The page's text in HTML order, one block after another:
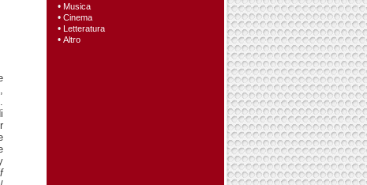
• Musica
• Cinema
• Letteratura
• Altro